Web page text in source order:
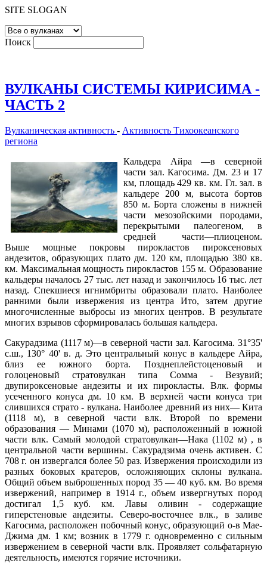
SITE SLOGAN
Поиск
ВУЛКАНЫ СИСТЕМЫ КИРИСИМА -
ЧАСТЬ 2
Вулканическая активность - Активность Тихоокеанского
региона
Кальдера Айра —в северной
части зал. Кагосима. Дм. 23 и 17
км, площадь 429 кв. км. Гл. зал. в
кальдере 200 м, высота бортов
850 м. Борта сложены в нижней
части мезозойскими породами,
перекрытыми палеогеном, в
средней части—плиоценом.
Выше мощные покровы пирокластов пироксеновых
андезитов, образующих плато дм. 120 км, площадью 380 кв.
км. Максимальная мощность пирокластов 155 м. Образование
кальдеры началось 27 тыс. лет назад и закончилось 16 тыс. лет
назад. Спекшиеся игнимбриты образовали плато. Наиболее
ранними были извержения из центра Ито, затем другие
многочисленные выбросы из многих центров. В результате
многих взрывов сформировалась большая кальдера.
Сакурадзима (1117 м)—в северной части зал. Кагосима. 31°35'
с.ш., 130° 40' в. д. Это центральный конус в кальдере Айра,
близ ее южного борта. Позднеплейстоценовый и
голоценовый стратовулкан типа Сомма - Везувий;
двупироксеновые андезиты и их пирокласты. Влк. формы
усеченного конуса дм. 10 км. В верхней части конуса три
слившихся страто - вулкана. Наиболее древний из них— Кита
(1118 м), в северной части влк. Второй по времени
образования — Минами (1070 м), расположенный в южной
части влк. Самый молодой стратовулкан—Нака (1102 м) , в
центральной части вершины. Сакурадзима очень активен. С
708 г. он извергался более 50 раз. Извержения происходили из
разных боковых кратеров, осложняющих склоны вулкана.
Общий объем выброшенных пород 35 — 40 куб. км. Во время
извержений, например в 1914 г., объем извергнутых пород
достигал 1,5 куб. км. Лавы оливин - содержащие
гиперстеновые андезиты. Северо-восточнее влк., в заливе
Кагосима, расположен побочный конус, образующий о-в Мае-
Джима дм. 1 км; возник в 1779 г. одновременно с сильным
извержением в северной части влк. Проявляет сольфатарную
деятельность, имеются горячие источники.